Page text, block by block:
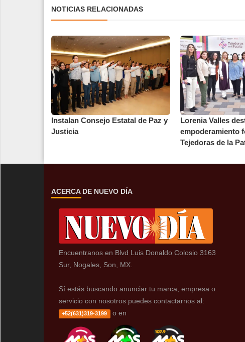
NOTICIAS RELACIONADAS
Instalan Consejo Estatal de Paz y
Justicia
Lorenia Valles
empoderamiento
Tejedoras de la
ACERCA DE NUEVO DÍA
Encuentranos en Blvd Luis Donaldo Colosio 3163
Sur, Nogales, Son, MX.
Sí estás buscando anunciar tu marca, empresa o
servicio con nosotros puedes contactarnos al:
+52(631)319-3199 o en